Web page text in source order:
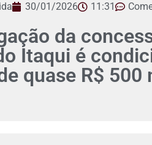
30/01/2026 11:31
da
Itaqui é
quase R$ 500